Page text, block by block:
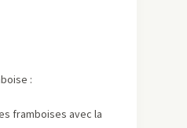
:
framboises avec la